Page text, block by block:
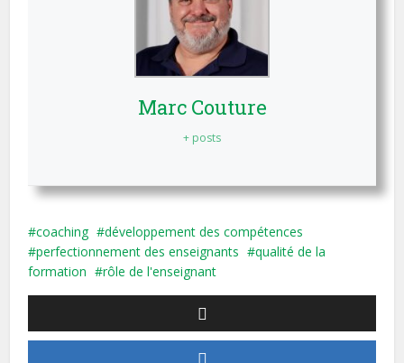
Marc Couture
+ posts
coaching
développement des compétences
perfectionnement des enseignants
qualité de la
formation
rôle de l'enseignant